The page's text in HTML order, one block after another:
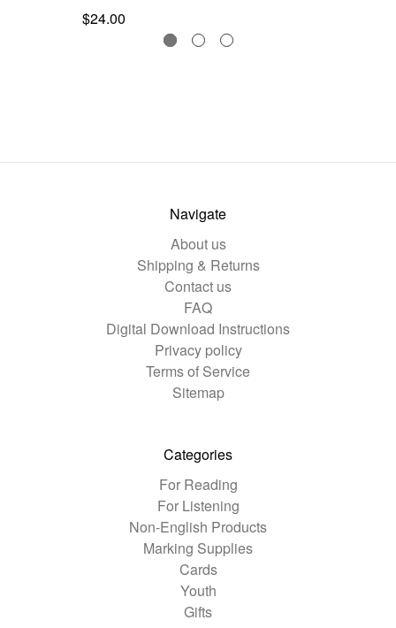
$24.00
Navigate
About us
Shipping & Returns
Contact us
FAQ
Digital Download Instructions
Privacy policy
Terms of Service
Sitemap
Categories
For Reading
For Listening
Non-English Products
Marking Supplies
Cards
Youth
Gifts